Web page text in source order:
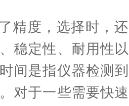
度，选择时，还
稳定性、耐用性
间是指仪器检测
对于一些需要快